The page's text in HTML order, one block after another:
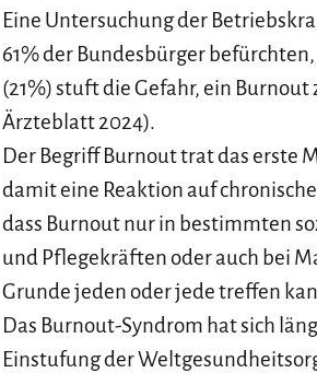
Eine Untersuchung der
61% der Bundesbürger
(21%) stuft die Gefahr, ein Burnout
Ärzteblatt 2024).
Der Begriff Burnout trat das erste
damit eine Reaktion auf
dass Burnout nur in bestimmten
und Pflegekräften oder auch bei
Grunde jeden oder jede treffen
Das Burnout-Syndrom hat sich
Einstufung der